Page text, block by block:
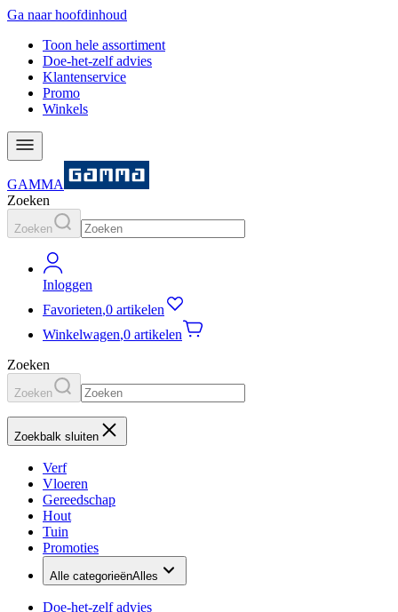
Ga naar hoofdinhoud
Toon hele assortiment
Doe-het-zelf advies
Klantenservice
Promo
Winkels
GAMMA
Zoeken
Zoeken
Inloggen
Favorieten,0 artikelen
Winkelwagen,0 artikelen
Zoeken
Zoeken
Zoekbalk sluiten
Verf
Vloeren
Gereedschap
Hout
Tuin
Promoties
Alle categorieënAlles
Doe-het-zelf advies